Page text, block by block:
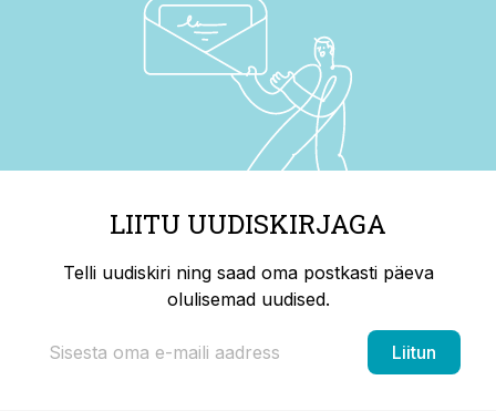
LIITU UUDISKIRJAGA
Telli uudiskiri ning saad oma postkasti päeva
olulisemad uudised.
Liitun